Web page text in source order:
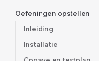
Oefeningen opstellen
Inleiding
Installatie